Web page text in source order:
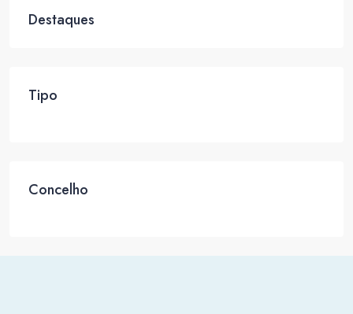
Destaques
Tipo
Concelho